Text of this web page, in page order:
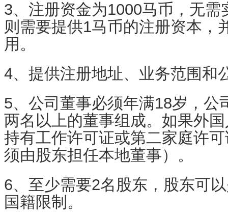
3、注册资金为1000马币，无
则需要提供1马币的注册资本，
用。
4、提供注册地址、业务范围和
5、公司董事必须年满18岁，公
两名以上的董事组成。如果外
持有工作许可证或第二家庭许
须由股东担任本地董事）。
6、至少需要2名股东，股东可
国籍限制。